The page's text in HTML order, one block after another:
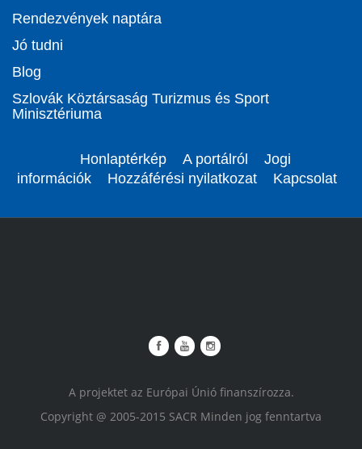
Rendezvények naptára
Jó tudni
Blog
Szlovák Köztársaság Turizmus és Sport
Minisztériuma
Honlaptérkép A portálról
Jogi
információk
Hozzáférési nyilatkozat Kapcsolat
A projektet az Európai Únió finanszírozza.
Copyright @ 2005-2015 SACR Minden jog fenntartva